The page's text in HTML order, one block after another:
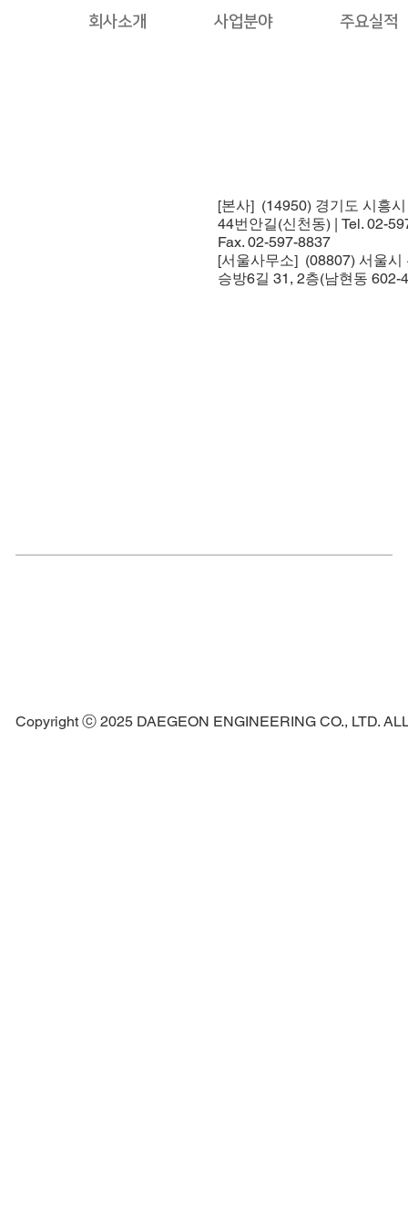
회사소개 사업분야 주요실적
[본사] (14950) 경기도 시흥
44번안길(신천동) | Tel. 02-
Fax. 02-597-8837
[서울사무소] (08807) 서울시
승방6길 31, 2층(남현동 602-
Copyright ⓒ 2025 DAEGEON ENGINEERING CO., LTD.